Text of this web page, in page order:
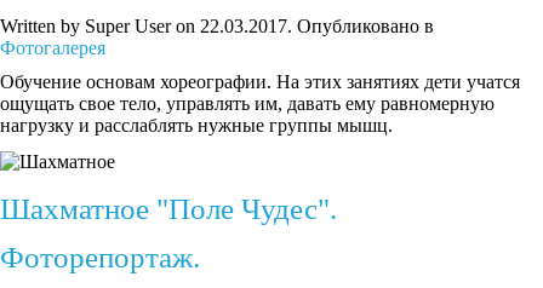
Written by Super User on 22.03.2017. Опубликовано в
Фотогалерея
Обучение основам хореографии. На этих занятиях дети учатся
ощущать свое тело, управлять им, давать ему равномерную
нагрузку и расслаблять нужные группы мышц.
Шахматное "Поле Чудес".
Фоторепортаж.